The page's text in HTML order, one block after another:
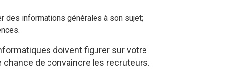
des informations générales à son sujet;
doivent figurer sur votre
de convaincre les recruteurs.